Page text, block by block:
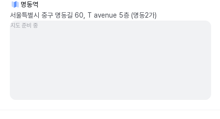
명동역
서울특별시 중구 명동길 60, T avenue 5층 (명동2가)
지도 준비 중